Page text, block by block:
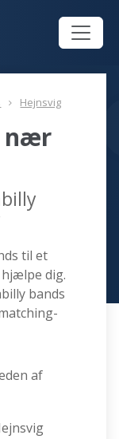
Hejnsvig
nær
til et
dig.
bands
af